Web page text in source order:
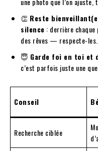
👏 Reste
silence : derrière
des rêves — respecte-les.
😇 Garde foi en toi et
c’est parfois juste une
Conseil
Recherche ciblée